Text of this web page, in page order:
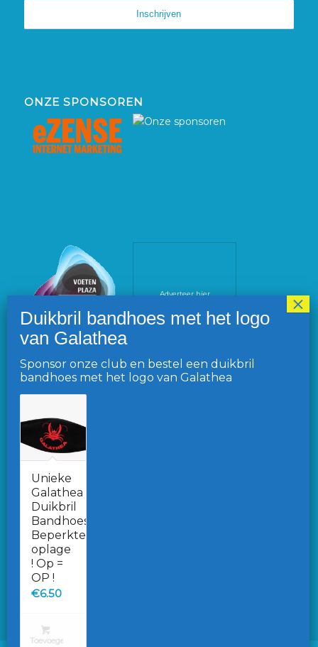
ONZE SPONSOREN
Adverteer hier
VOLG ONS OP FACEBOOK
Ga naar de Facebook pagina
Word lid van onze Facebook-gemeenschap
Sponsor onze club en bestel een duikbril
bandhoes met het logo van Galathea
Unieke
Galathea
Duikbril
Bandhoes.
Beperkte
oplage
! Op =
OP !
€6.50
Toevoegen